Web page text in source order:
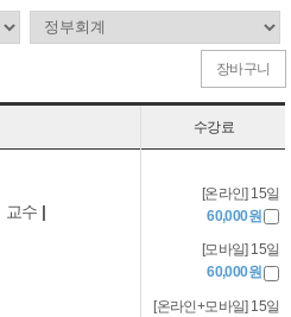
장바구니
수강료
교수 |
[온라인] 15일
60,000원
[모바일] 15일
60,000원
[온라인+모바일] 15일